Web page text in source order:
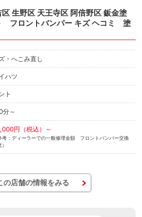
生野区 天王寺区 阿倍野区 鈑金塗
フロントバンパー キズ ヘコミ 塗
・へこみ直し
ハツ
ト
分～
円（税込）～
考：ディーラーでの一般修理金額 フロントバンパー交換
の店舗の情報をみる